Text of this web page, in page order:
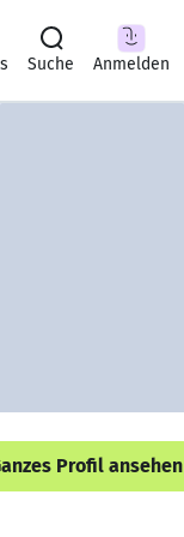
Suche Anmelden
Profil ansehen